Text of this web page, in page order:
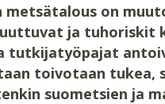
metsätalous on
ja tuhoriskit
tutkijatyöpajat
toivotaan tukea,
suometsien ja